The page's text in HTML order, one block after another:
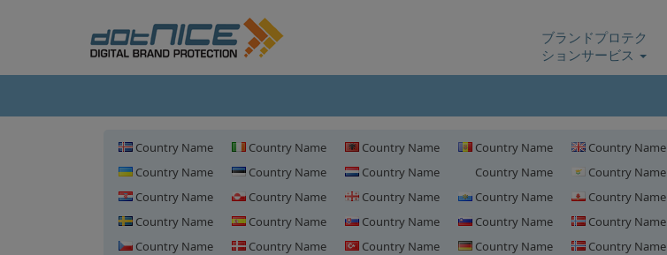
ブランドプロテク
ションサービス
Country Name Country Name Country Name Country Name Country Name
Country Name
Country Name Country Name Country Name Country Name
Country Name
Country Name Country Name Country Name Country Name
Country Name
Country Name Country Name Country Name Country Name
Country Name
Country Name Country Name Country Name Country Name